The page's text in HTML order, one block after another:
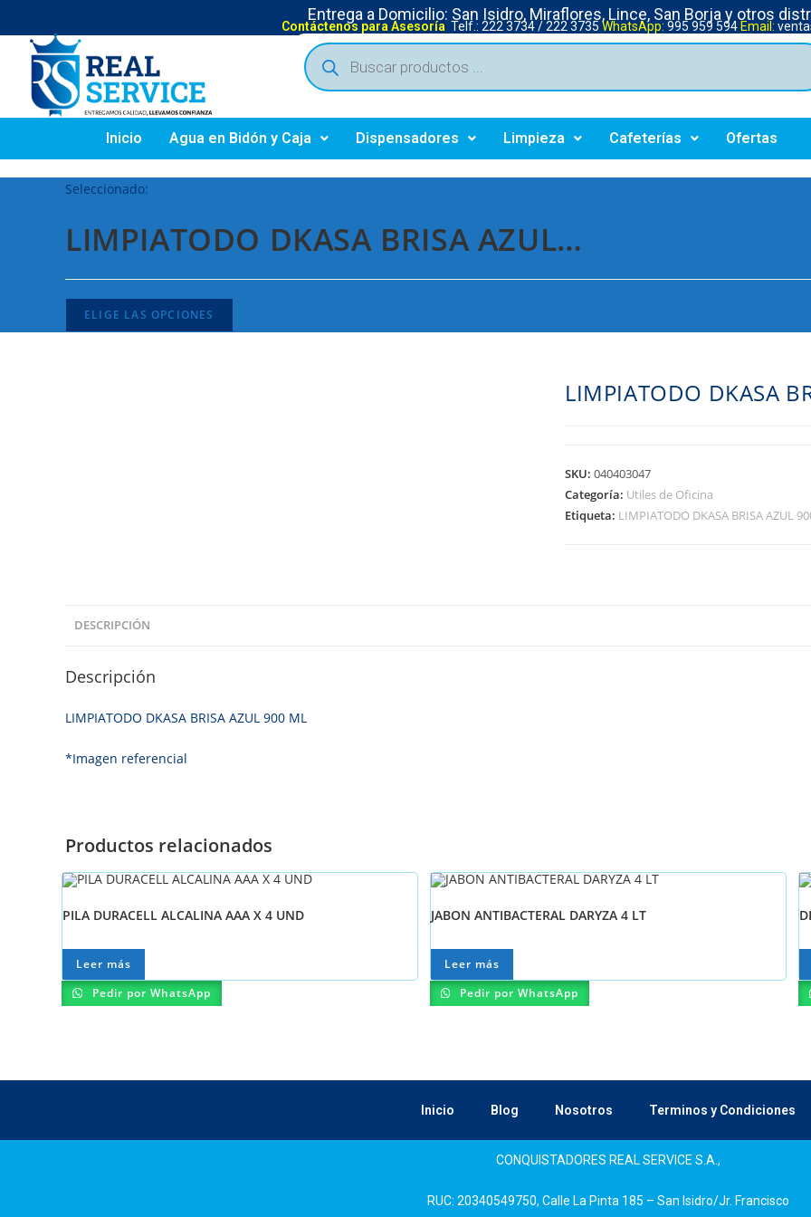
Entrega a Domicilio: San Isidro, Miraflores, Lince, San Borja y otros
Contáctenos para Asesoría Telf.: 222 3734 / 222 3735 WhatsApp: 995 959 594 Email:
Inicio Agua en Bidón y Caja Dispensadores Limpieza Cafeterías Ofertas
Seleccionado:
LIMPIATODO DKASA BRISA AZUL…
ELIGE LAS OPCIONES
LIMPIATODO DKASA
SKU: 040403047
Categoría: Utiles de Oficina
Etiqueta: LIMPIATODO DKASA BRISA AZUL
DESCRIPCIÓN
Descripción
LIMPIATODO DKASA BRISA AZUL 900 ML
*Imagen referencial
Productos relacionados
PILA DURACELL ALCALINA AAA X 4 UND
Leer más
Pedir por WhatsApp
JABON ANTIBACTERAL DARYZA 4 LT
Leer más
Pedir por WhatsApp
Inicio Blog Nosotros Terminos y Condiciones
CONQUISTADORES REAL SERVICE S.A.,
RUC: 20340549750, Calle La Pinta 185 – San Isidro/Jr. Francisco